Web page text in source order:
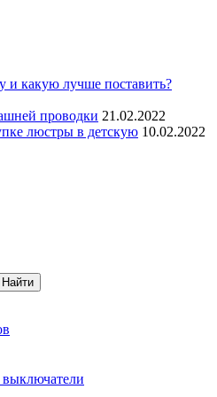
и какую лучше поставить?
проводки 21.02.2022
люстры в детскую 10.02.2022
Найти